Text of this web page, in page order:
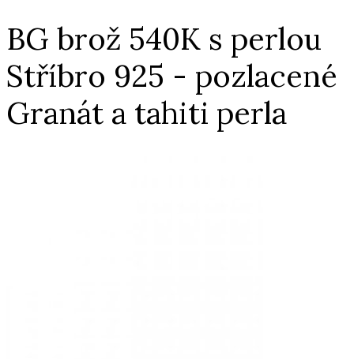
BG brož 540K s perlou
Stříbro 925 - pozlacené
Granát a tahiti perla